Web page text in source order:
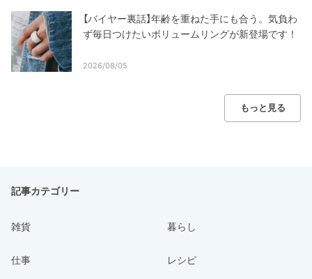
【バイヤー裏話】年齢を重ねた手にも合う。気負わ
ず毎日つけたいボリュームリングが新登場です！
2026/08/05
もっと見る
記事カテゴリー
雑貨 暮らし
仕事 レシピ